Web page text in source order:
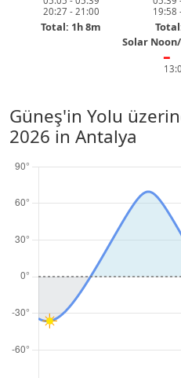
20:27 - 21:00
Total: 1h 8m
19:58
Solar
━
Güneş'in Yolu
2026 in Antalya